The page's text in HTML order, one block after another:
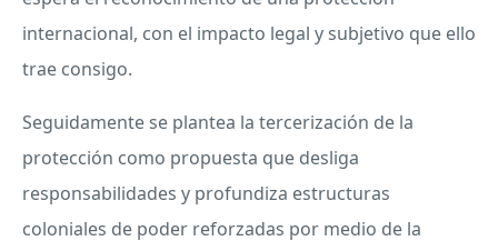
internacional, con el impacto legal y subjetivo que ello
trae consigo.
Seguidamente se plantea la tercerización de la
protección como propuesta que desliga
responsabilidades y profundiza estructuras
coloniales de poder reforzadas por medio de la